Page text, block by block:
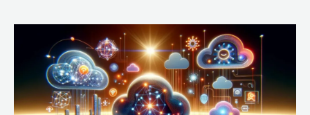
Nuvem:
Google